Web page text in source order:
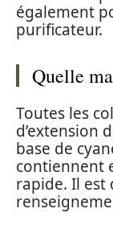
également
purificateur.
Quelle
Toutes les
d’extension
base de
contiennent
rapide. Il est